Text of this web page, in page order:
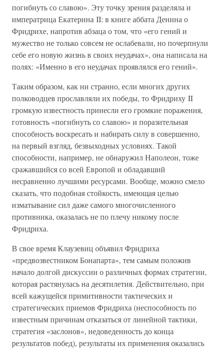
погибнуть со славою». Эту точку зрения разделяла и
императрица Екатерина II: в книге аббата Денина о
Фридрихе, напротив абзаца о том, что «его гений и
мужество не только совсем не ослабевали, но почерпнули
себе его новую жизнь в своих неудачах», она написала на
полях: «Именно в его неудачах проявлялся его гений».
Таким образом, как ни странно, если многих других
полководцев прославляли их победы, то Фридриху II
громкую известность принесли его громкие поражения,
готовность «погибнуть со славою» и поразительная
способность воскресать и набирать силу в совершенно,
на первый взгляд, безвыходных условиях. Такой
способности, например, не обнаружил Наполеон, тоже
сражавшийся со всей Европой и обладавший
несравненно лучшими ресурсами. Вообще, можно смело
сказать, что подобная стойкость, имеющая целью
изматывание сил даже самого многочисленного
противника, оказалась не по плечу никому после
Фридриха.
В свое время Клаузевиц объявил Фридриха
«предвозвестником Бонапарта», тем самым положив
начало долгой дискуссии о различных формах стратегии,
которая растянулась на десятилетия. Действительно, при
всей кажущейся примитивности тактических и
стратегических приемов Фридриха (неспособность по
известным причинам отказаться от линейной тактики,
стратегия «заслонов», недоведенность до конца
результатов побед), результаты их применения оказались